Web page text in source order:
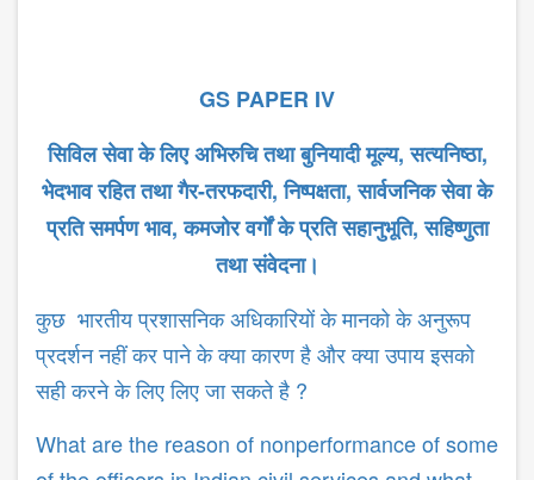
GS PAPER IV
सिविल सेवा के लिए अभिरुचि तथा बुनियादी मूल्य,सत्यनिष्ठा,
भेदभाव रहित तथा गैर-तरफदारी,निष्पक्षता,सार्वजनिक सेवा के
प्रति समर्पण भाव,कमजोर वर्गों के प्रति सहानुभूति,सहिष्णुता
तथा संवेदना।
कुछ भारतीय प्रशासनिक अधिकारियों के मानको के अनुरूप
प्रदर्शन नहीं कर पाने के क्या कारण है और क्या उपाय इसको
सही करने के लिए लिए जा सकते है ?
What are the reason of nonperformance of some